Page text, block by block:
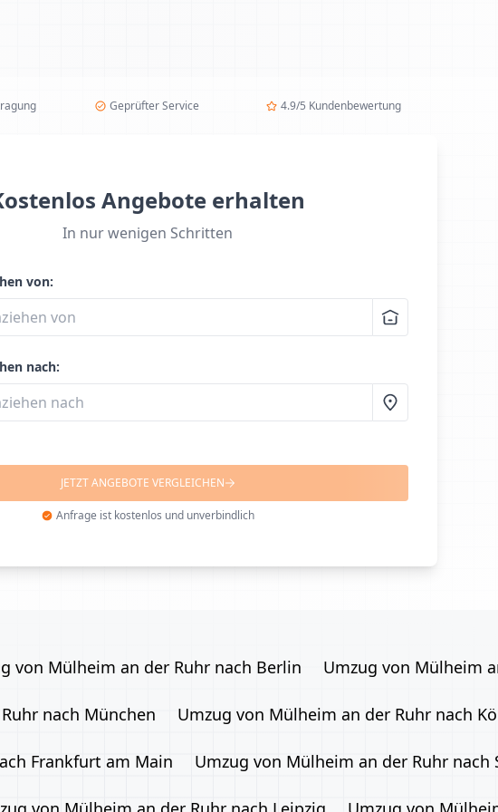
Geprüfter Service 4.9/5 Kundenbewertung
Angebote erhalten
In nur wenigen Schritten
von:
nach:
JETZT ANGEBOTE VERGLEICHEN
Anfrage ist kostenlos und unverbindlich
von Mülheim an der Ruhr nach Berlin Umzug von Mülheim
nach München Umzug von Mülheim an der Ruhr nach
Frankfurt am Main Umzug von Mülheim an der Ruhr nach